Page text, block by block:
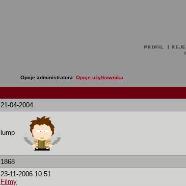
Opcje administratora: Opcje użytkownika
21-04-2004
lump
1868
23-11-2006 10:51
Filmy